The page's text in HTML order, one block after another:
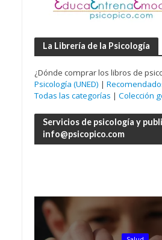
La Librería de la Psicología
¿Dónde comprar los libros de
Psicología (UNED) |
Todas las categorías | Colección
Servicios de psicología y
info@psicopico.com